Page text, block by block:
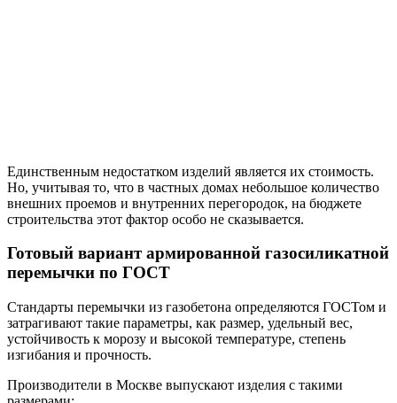
Единственным недостатком изделий является их стоимость.
Но, учитывая то, что в частных домах небольшое количество
внешних проемов и внутренних перегородок, на бюджете
строительства этот фактор особо не сказывается.
Готовый вариант армированной газосиликатной
перемычки по ГОСТ
Стандарты перемычки из газобетона определяются ГОСТом и
затрагивают такие параметры, как размер, удельный вес,
устойчивость к морозу и высокой температуре, степень
изгибания и прочность.
Производители в Москве выпускают изделия с такими